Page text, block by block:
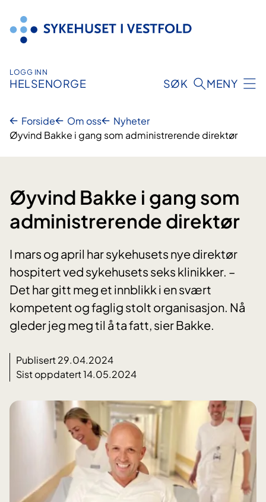
innhold
LOGG INN
HELSENORGE SØK MENY
Forside Om oss
Nyheter
Øyvind Bakke i gang som administrerende direktør
Øyvind Bakke i gang som
administrerende direktør
I mars og april har sykehusets nye direktør
hospitert ved sykehusets seks klinikker. –
Det har gitt meg et innblikk i en svært
kompetent og faglig stolt organisasjon. Nå
gleder jeg meg til å ta fatt, sier Bakke.
Publisert 29.04.2024
Sist oppdatert 14.05.2024